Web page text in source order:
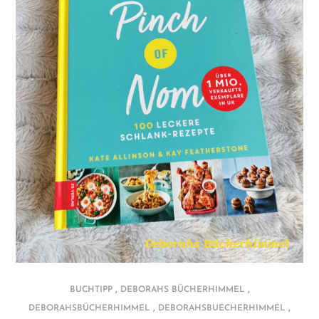
BUCHTIPP, DEBORAHS BÜCHERHIMMEL ,
DEBORAHSBÜCHERHIMMEL , DEBORAHSBUECHERHIMMEL ,